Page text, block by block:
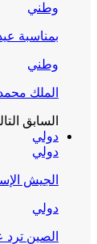
وطني
بمناسبة
وطني
الملك
السابق
دولي
دولي
الجيش
دولي
الصين